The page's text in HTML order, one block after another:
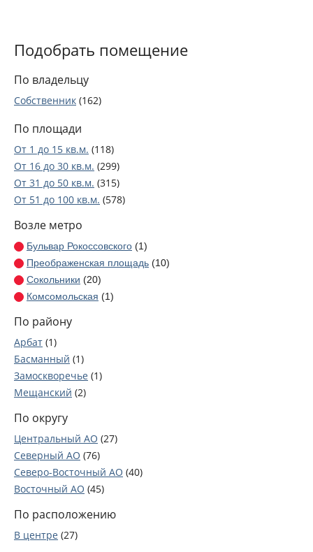
Подобрать помещение
По владельцу
Собственник (162)
По площади
От 1 до 15 кв.м. (118)
От 16 до 30 кв.м. (299)
От 31 до 50 кв.м. (315)
От 51 до 100 кв.м. (578)
От 251 до 2000 кв.м.
Возле метро
Бульвар Рокоссовского (1)
Преображенская площадь (10)
Сокольники (20)
Комсомольская (1)
Охотный ряд
Кропоткинская
Парк культуры
Университет(111)
Проспект Вернадского
Юго-Западная
Прокшино(7)
Красногвардейская
Домодедовская(1)
Орехово(1)
Царицыно(3)
Кантемировская
По району
Арбат (1)
Басманный (1)
Замоскворечье (1)
Мещанский (2)
Таганский(5)
Тверской(5)
Хамовники(6)
Якиманка(3)
Беговой(3)
Бескудниковский (1)
Коптево(3)
По округу
Центральный АО (27)
Северный АО (76)
Северо-Восточный АО (40)
Восточный АО (45)
Южный АО(147)
Юго-Западный АО
По расположению
В центре (27)